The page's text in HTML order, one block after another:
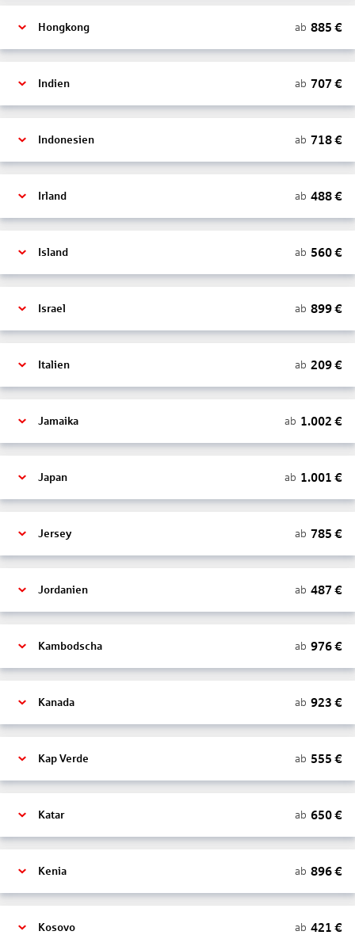
Hongkong ab 885 €
Indien ab 707 €
Indonesien ab 718€
Irland ab 488€
Island ab 560€
Israel ab 899€
Italien ab 209€
Jamaika ab 1.002 €
Japan ab 1.001 €
Jersey ab 785 €
Jordanien ab 487 €
Kambodscha ab 976€
Kanada ab 923 €
Kap Verde ab 555 €
Katar ab 650€
Kenia ab 896€
Kosovo ab 421 €